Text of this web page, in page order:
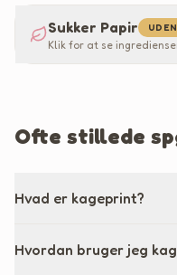
Sukker Papir
Klik for at se
Ofte stillede
Hvad er kageprint?
Hvordan bruger jeg